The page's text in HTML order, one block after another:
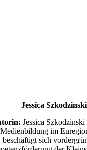
Jessica Szkodzinski
Jessica
im
beschäftigt sich